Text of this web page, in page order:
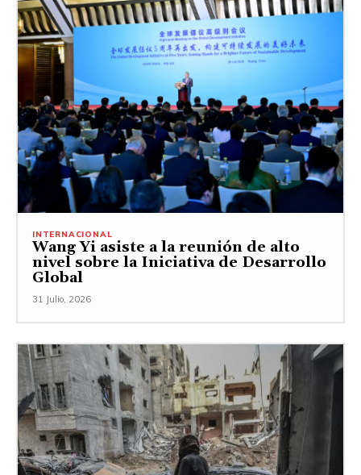
INTERNACIONAL
Wang Yi asiste a la reunión de alto
nivel sobre la Iniciativa de Desarrollo
Global
31 Julio, 2026